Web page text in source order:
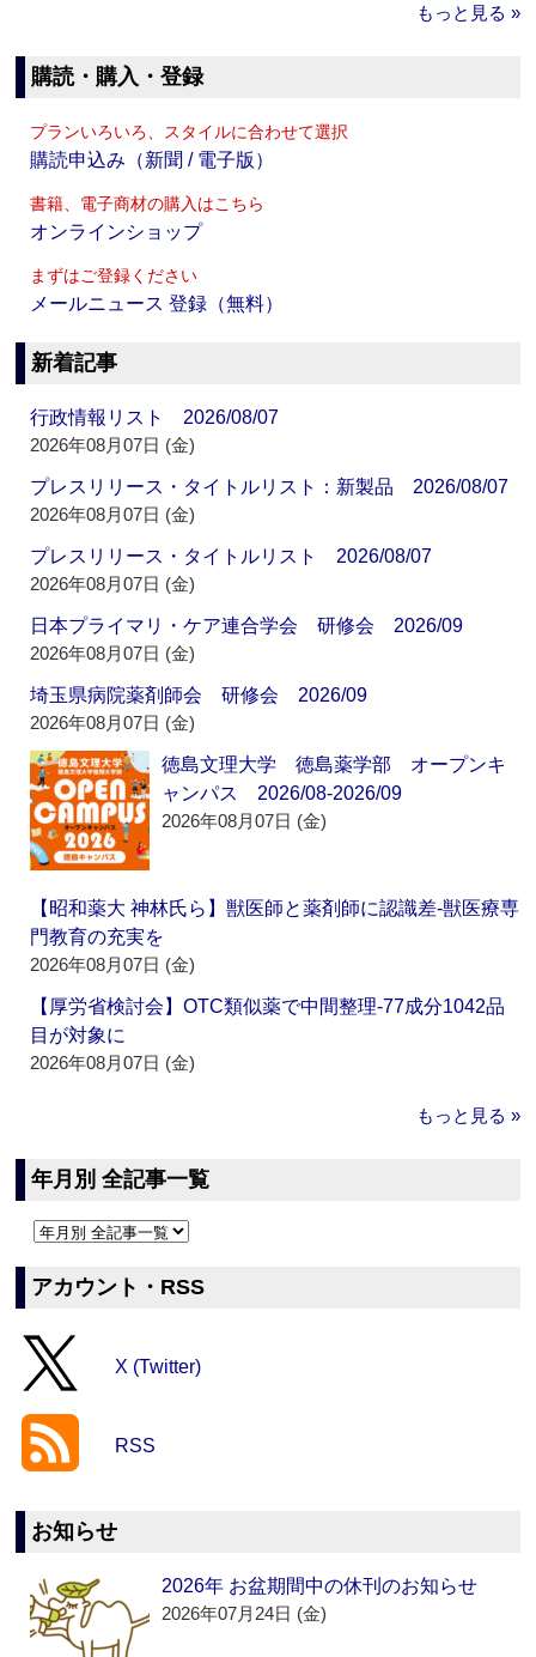
もっと見る »
購読・購入・登録
プランいろいろ、スタイルに合わせて選択
購読申込み（新聞 / 電子版）
書籍、電子商材の購入はこちら
オンラインショップ
まずはご登録ください
メールニュース 登録（無料）
新着記事
行政情報リスト 2026/08/07
2026年08月07日 (金)
プレスリリース・タイトルリスト：新製品 2026/08/07
2026年08月07日 (金)
プレスリリース・タイトルリスト 2026/08/07
2026年08月07日 (金)
日本プライマリ・ケア連合学会 研修会 2026/09
2026年08月07日 (金)
埼玉県病院薬剤師会 研修会 2026/09
2026年08月07日 (金)
徳島文理大学 徳島薬学部 オープンキ
ャンパス 2026/08-2026/09
2026年08月07日 (金)
【昭和薬大 神林氏ら】獣医師と薬剤師に認識差‐獣医療専
門教育の充実を
2026年08月07日 (金)
【厚労省検討会】OTC類似薬で中間整理‐77成分1042品
目が対象に
2026年08月07日 (金)
もっと見る »
年月別 全記事一覧
アカウント・RSS
X (Twitter)
RSS
お知らせ
2026年 お盆期間中の休刊のお知らせ
2026年07月24日 (金)